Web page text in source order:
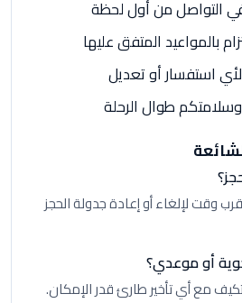
التواصل من أول لحظة
بالمواعيد المتفق عليها
استفسار أو تعديل
طوال الرحلة
وقت لإلغاء أو إعادة جدولة الحجز
أو موعدي؟
مع أي تأخير طارئ قدر الإمكان.